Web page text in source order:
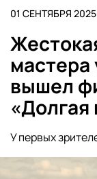
01 СЕНТЯБРЯ 2025
мастера
вышел
«Долгая
У первых